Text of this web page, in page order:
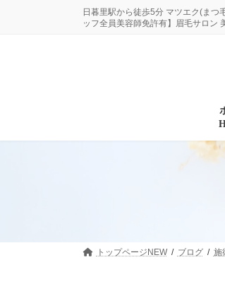
プ
動
日暮里駅から徒歩5分 マツエク(ま
ッフ全員美容師免許有】眉毛サロン
トップページNEW ブログ 施